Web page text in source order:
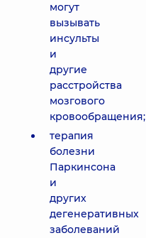
могут
вызывать
инсульты
и
другие
расстройства
мозгового
кровообращения;
терапия
болезни
Паркинсона
и
других
дегенеративных
заболеваний